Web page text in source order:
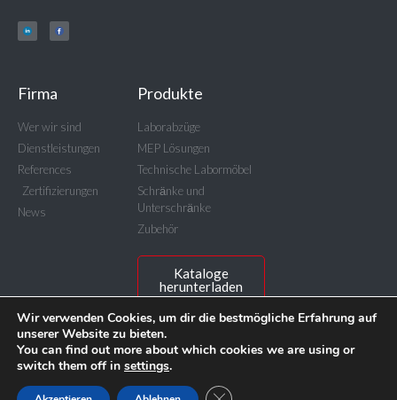
Firma
Wer wir sind
Dienstleistungen
References
Zertifizierungen
News
Produkte
Laborabzüge
MEP Lösungen
Technische Labormöbel
Schrӓnke und
Unterschrӓnke
Zubehör
Kataloge
herunterladen
© BICASA Srl - C.F. e P.IVA IT00815640156
Wir verwenden Cookies, um dir die bestmögliche Erfahrung auf
unserer Website zu bieten.
You can find out more about which cookies we are using or
switch them off in settings.
GDPR Cookie-Banner schließen